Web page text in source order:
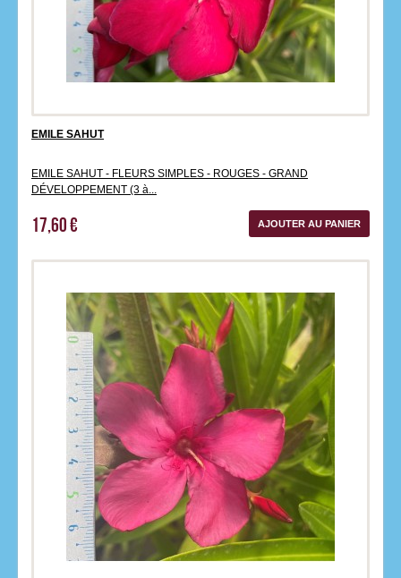
EMILE SAHUT
EMILE SAHUT - FLEURS SIMPLES - ROUGES - GRAND
DÉVELOPPEMENT (3 à...
17,60 € AJOUTER AU PANIER